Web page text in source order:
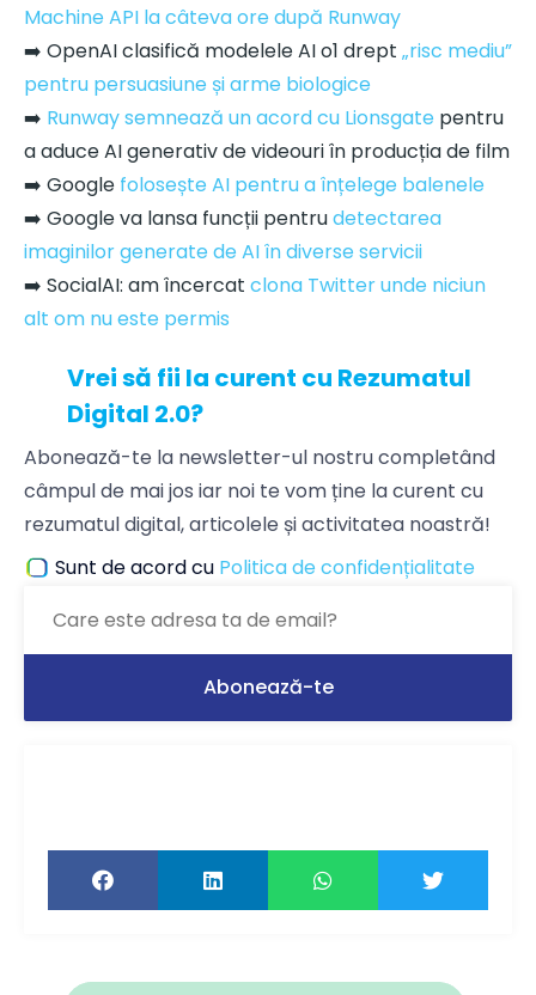
Machine API la câteva ore după Runway
➡️ OpenAI clasifică modelele AI o1 drept „risc mediu”
pentru persuasiune și arme biologice
➡️ Runway semnează un acord cu Lionsgate pentru
a aduce AI generativ de videouri în producția de film
➡️ Google folosește AI pentru a înțelege balenele
➡️ Google va lansa funcții pentrudetectarea
imaginilor generate de AI în diverse servicii
➡️ SocialAI: am încercat clona Twitter unde niciun
alt om nu este permis
Vrei să fii la curent cu Rezumatul
Digital 2.0?
Abonează-te la newsletter-ul nostru completând
câmpul de mai jos iar noi te vom ține la curent cu
rezumatul digital, articolele și activitatea noastră!
Sunt de acord cu Politica de confidențialitate